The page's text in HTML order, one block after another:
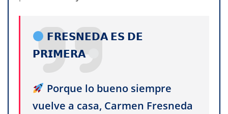
𝗙𝗥𝗘𝗦𝗡𝗘𝗗𝗔 𝗘𝗦 𝗗𝗘
𝗣𝗥𝗜𝗠𝗘𝗥𝗔
Porque lo bueno siempre
vuelve a casa, Carmen Fresneda